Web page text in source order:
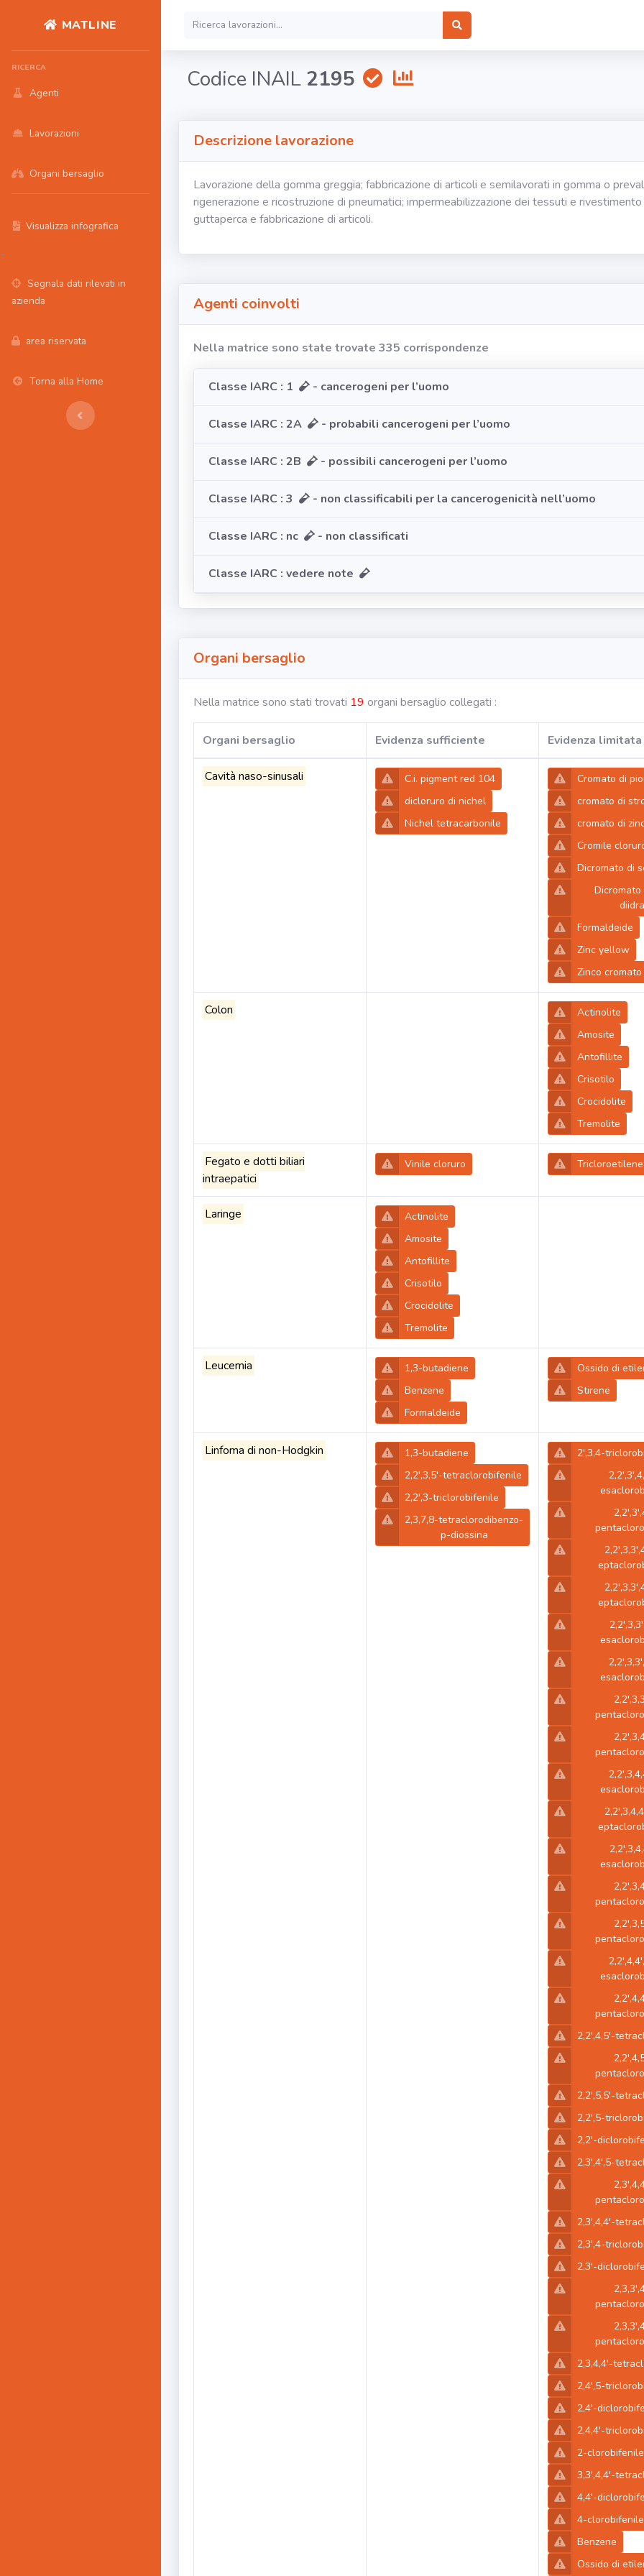
MATLINE
RICERCA
Agenti
Lavorazioni
Organi bersaglio
Visualizza infografica
-
Segnala dati rilevati in
azienda
area riservata
Torna alla Home
Codice INAIL 2195
Descrizione lavorazione
Lavorazione della gomma greggia; fabbricazione di articoli e semilavorati in gomma o
rigenerazione e ricostruzione di pneumatici; impermeabilizzazione dei tessuti e
guttaperca e fabbricazione di articoli.
Agenti coinvolti
Nella matrice sono state trovate 335 corrispondenze
Classe IARC : 1 - cancerogeni per l’uomo
Classe IARC : 2A - probabili cancerogeni per l’uomo
Classe IARC : 2B - possibili cancerogeni per l’uomo
Classe IARC : 3 - non classificabili per la cancerogenicità nell’uomo
Classe IARC : nc - non classificati
Classe IARC : vedere note
Organi bersaglio
Nella matrice sono stati trovati 19 organi bersaglio collegati :
Organi bersaglio Evidenza sufficiente Evidenza limitata
Cavità naso-sinusali
C.i. pigment red 104
dicloruro di nichel
Nichel tetracarbonile
Cromato di
cromato di
cromato di
Cromile
Dicromato di
Dicromato
Formaldeide
Zinc yellow
Zinco
Colon
Actinolite
Amosite
Antofillite
Crisotilo
Crocidolite
Tremolite
Fegato e dotti biliari
intraepatici
Vinile cloruro Tricloroetilene
Laringe
Actinolite
Amosite
Antofillite
Crisotilo
Crocidolite
Tremolite
Leucemia
1,3-butadiene
Benzene
Formaldeide
Ossido di
Stirene
Linfoma di non-Hodgkin
1,3-butadiene
2,2',3,5'-tetraclorobifenile
2,2',3-triclorobifenile
2,3,7,8-tetraclorodibenzo-
p-diossina
2',3,4-
2,2',4,5'-
2,2',5,5'-
2,2',5-
2,2'-
2,3',4',5-
2,3',4,4'-
2,3',4-
2,3'-
2,3,4,4'-
2,4',5-
2,4'-
2,4,4'-
2-clorobifenile
3,3',4,4'-
4,4'-
4-clorobifenile
Benzene
Ossido di